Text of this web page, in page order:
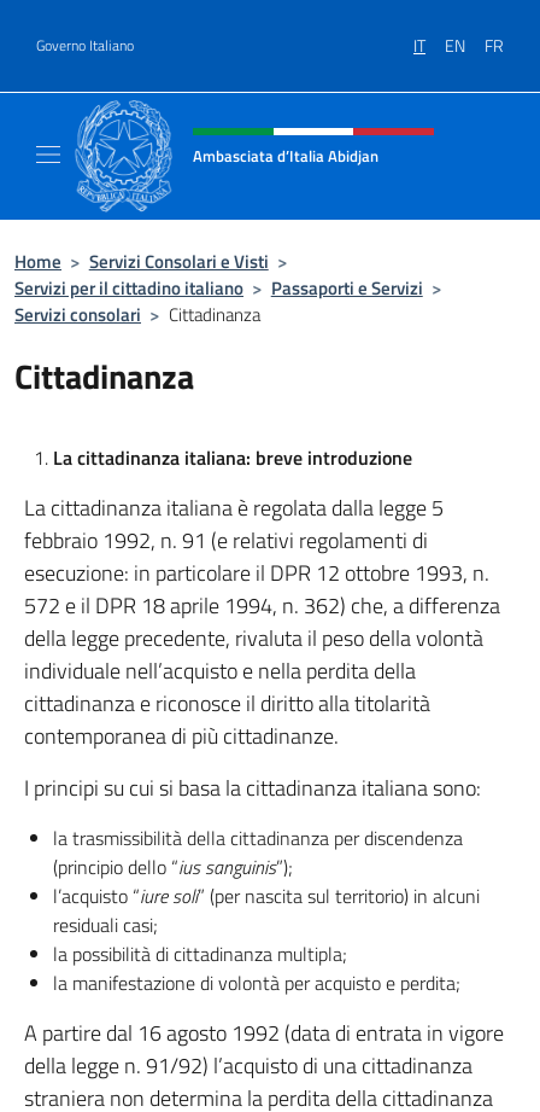
Governo Italiano IT EN FR
Intestazione sito, social e menù
Ambasciata d’Italia Abidjan
Home > Servizi Consolari e Visti >
Servizi per il cittadino italiano > Passaporti e Servizi >
Servizi consolari > Cittadinanza
Cittadinanza
La cittadinanza italiana: breve introduzione
La cittadinanza italiana è regolata dalla legge 5
febbraio 1992, n. 91 (e relativi regolamenti di
esecuzione: in particolare il DPR 12 ottobre 1993, n.
572 e il DPR 18 aprile 1994, n. 362) che, a differenza
della legge precedente, rivaluta il peso della volontà
individuale nell’acquisto e nella perdita della
cittadinanza e riconosce il diritto alla titolarità
contemporanea di più cittadinanze.
I principi su cui si basa la cittadinanza italiana sono:
la trasmissibilità della cittadinanza per discendenza
(principio dello “ius sanguinis”);
l’acquisto “iure soli” (per nascita sul territorio) in alcuni
residuali casi;
la possibilità di cittadinanza multipla;
la manifestazione di volontà per acquisto e perdita;
A partire dal 16 agosto 1992 (data di entrata in vigore
della legge n. 91/92) l’acquisto di una cittadinanza
straniera non determina la perdita della cittadinanza